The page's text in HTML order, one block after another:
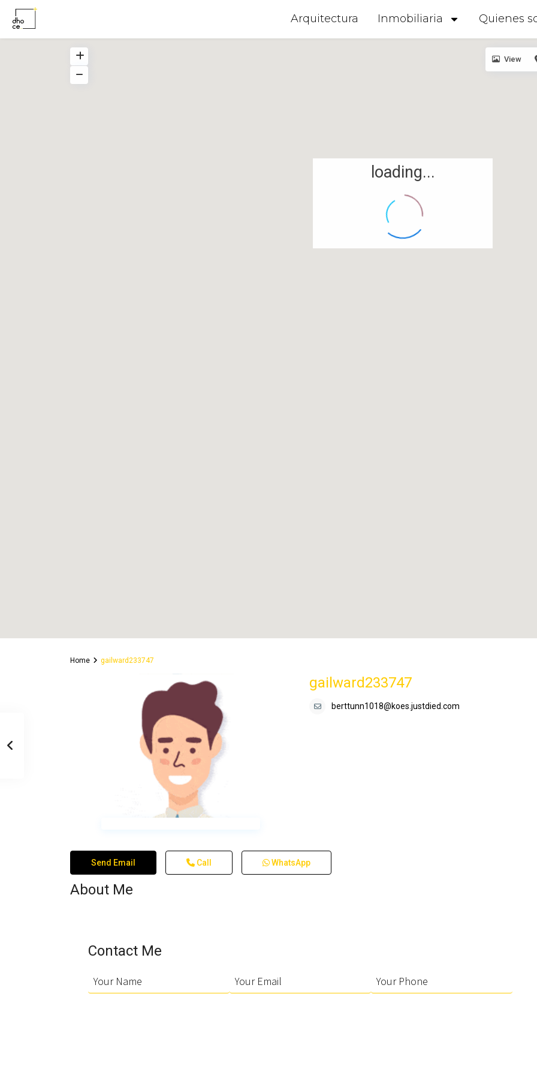
Arquitectura Inmobiliaria Quienes
loading...
View
Home gailward233747
gailward233747
berttunn1018@koes.justdied.com
Send Email Call WhatsApp
About Me
Contact Me